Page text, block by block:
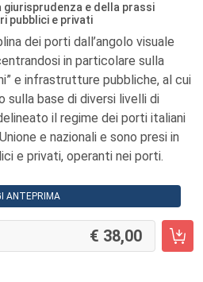
giurisprudenza e della prassi
pubblici e privati
dei porti dall’angolo visuale
in particolare sulla
e infrastrutture pubbliche, al cui
sulla base di diversi livelli di
il regime dei porti italiani
e nazionali e sono presi in
e privati, operanti nei porti.
ANTEPRIMA
38,00